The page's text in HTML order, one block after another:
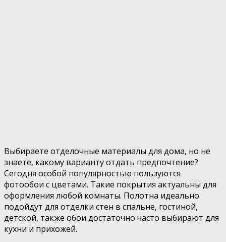
Выбираете отделочные материалы для дома, но не
знаете, какому варианту отдать предпочтение?
Сегодня особой популярностью пользуются
фотообои с цветами. Такие покрытия актуальны для
оформления любой комнаты. Полотна идеально
подойдут для отделки стен в спальне, гостиной,
детской, также обои достаточно часто выбирают для
кухни и прихожей.